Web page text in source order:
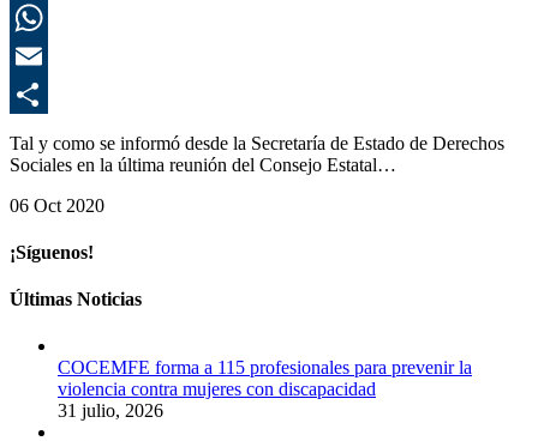
Tal y como se informó desde la Secretaría de Estado de Derechos
Sociales en la última reunión del Consejo Estatal…
06 Oct 2020
¡Síguenos!
Últimas Noticias
COCEMFE forma a 115 profesionales para prevenir la
violencia contra mujeres con discapacidad
31 julio, 2026